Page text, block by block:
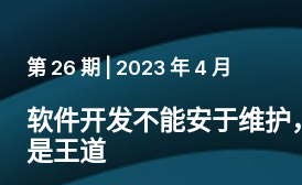
第 26 期 | 2023 年 4 月
软件开发不能安于维护
是王道